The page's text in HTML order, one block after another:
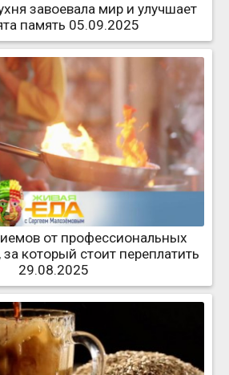
завоевала мир и улучшает
память 05.09.2025
от профессиональных
который стоит переплатить
29.08.2025